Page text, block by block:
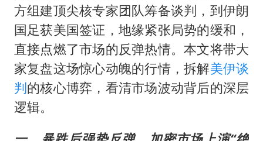
方组建顶尖核专家团队筹备谈判，到伊朗
国足获美国签证，地缘紧张局势的缓和，
直接点燃了市场的反弹热情。本文将带大
家复盘这场惊心动魄的行情，拆解美伊谈
判的核心博弈，看清市场波动背后的深层
逻辑。